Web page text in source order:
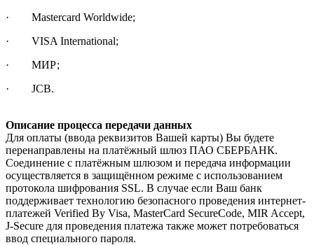
· Mastercard Worldwide;
· VISA International;
· МИР;
· JCB.
Описание процесса передачи данных
Для оплаты (ввода реквизитов Вашей карты) Вы будете
перенаправлены на платёжный шлюз ПАО СБЕРБАНК.
Соединение с платёжным шлюзом и передача информации
осуществляется в защищённом режиме с использованием
протокола шифрования SSL. В случае если Ваш банк
поддерживает технологию безопасного проведения интернет-
платежей Verified By Visa, MasterCard SecureCode, MIR Accept,
J-Secure для проведения платежа также может потребоваться
ввод специального пароля.